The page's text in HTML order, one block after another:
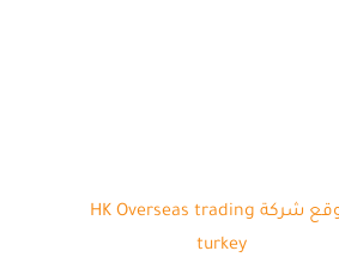
موقع شركة HK Overseas trading
turkey